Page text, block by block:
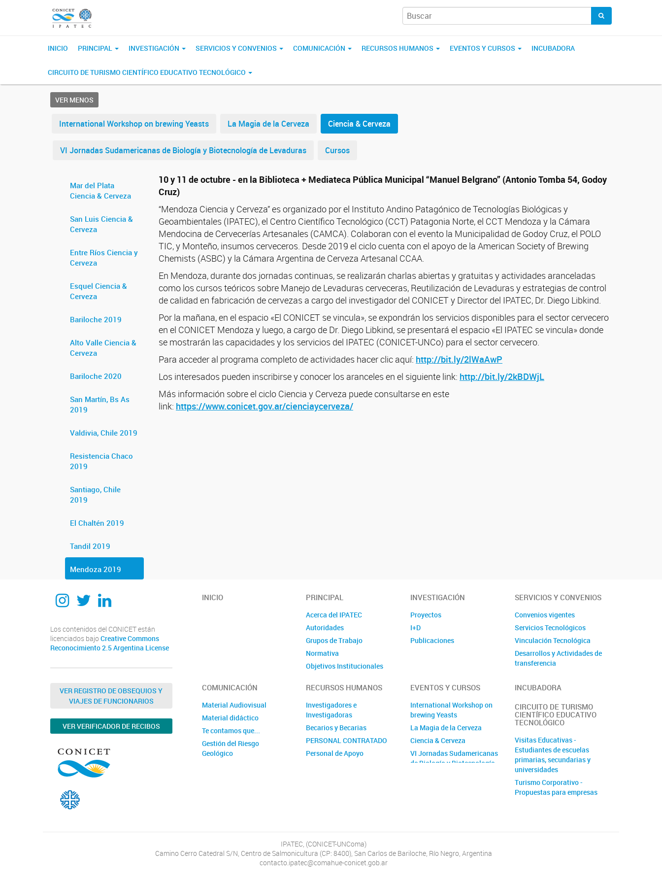
INICIO PRINCIPAL INVESTIGACIÓN SERVICIOS Y CONVENIOS COMUNICACIÓN RECURSOS HUMANOS EVENTOS Y CURSOS INCUBADORA
CIRCUITO DE TURISMO CIENTÍFICO EDUCATIVO TECNOLÓGICO
VER MENOS
International Workshop on brewing Yeasts La Magia de la Cerveza Ciencia & Cerveza
VI Jornadas Sudamericanas de Biología y Biotecnología de Levaduras Cursos
Mar del Plata
Ciencia & Cerveza
San Luis Ciencia &
Cerveza
Entre Ríos Ciencia y
Cerveza
Esquel Ciencia &
Cerveza
Bariloche 2019
Alto Valle Ciencia &
Cerveza
Bariloche 2020
San Martín, Bs As
2019
Valdivia, Chile 2019
Resistencia Chaco
2019
Santiago, Chile
2019
El Chaltén 2019
Tandil 2019
Mendoza 2019
10 y 11 de octubre - en la Biblioteca + Mediateca Pública Municipal “Manuel Belgrano” (Antonio Tomba 54, Godoy
Cruz)
“Mendoza Ciencia y Cerveza” es organizado por el Instituto Andino Patagónico de Tecnologías Biológicas y
Geoambientales (IPATEC), el Centro Científico Tecnológico (CCT) Patagonia Norte, el CCT Mendoza y la Cámara
Mendocina de Cervecerías Artesanales (CAMCA). Colaboran con el evento la Municipalidad de Godoy Cruz, el POLO
TIC, y Monteño, insumos cerveceros. Desde 2019 el ciclo cuenta con el apoyo de la American Society of Brewing
Chemists (ASBC) y la Cámara Argentina de Cerveza Artesanal CCAA.
En Mendoza, durante dos jornadas continuas, se realizarán charlas abiertas y gratuitas y actividades aranceladas
como los cursos teóricos sobre Manejo de Levaduras cerveceras, Reutilización de Levaduras y estrategias de control
de calidad en fabricación de cervezas a cargo del investigador del CONICET y Director del IPATEC, Dr. Diego Libkind.
Por la mañana, en el espacio «El CONICET se vincula», se expondrán los servicios disponibles para el sector cervecero
en el CONICET Mendoza y luego, a cargo de Dr. Diego Libkind, se presentará el espacio «El IPATEC se vincula» donde
se mostrarán las capacidades y los servicios del IPATEC (CONICET-UNCo) para el sector cervecero.
Para acceder al programa completo de actividades hacer clic aquí: http://bit.ly/2lWaAwP
Los interesados pueden inscribirse y conocer los aranceles en el siguiente link: http://bit.ly/2kBDWjL
Más información sobre el ciclo Ciencia y Cerveza puede consultarse en este
link: https://www.conicet.gov.ar/cienciaycerveza/
Instagram
TwitterLinkedin
Los contenidos del CONICET están
licenciados bajo Creative Commons
Reconocimiento 2.5 Argentina License
VER REGISTRO DE OBSEQUIOS Y
VIAJES DE FUNCIONARIOS
VER VERIFICADOR DE RECIBOS
INICIO PRINCIPAL
Acerca del IPATEC
Autoridades
Grupos de Trabajo
Normativa
Objetivos Institucionales
Comisión CIPREC IPATEC
Comisión CICUAL IPATEC
Comisión Seguridad y Salud
en el trabajo
Comisión de Comunicación
IPATEC
INVESTIGACIÓN
Proyectos
I+D
Publicaciones
SERVICIOS Y CONVENIOS
Convenios vigentes
Servicios Tecnológicos
Vinculación Tecnológica
Desarrollos y Actividades de
transferencia
COMUNICACIÓN
Material Audiovisual
Material didáctico
Te contamos que...
Gestión del Riesgo
Geológico
RECURSOS HUMANOS
Investigadores e
Investigadoras
Becarios y Becarias
PERSONAL CONTRATADO
Personal de Apoyo
Convocatorias
Ordenes de trabajo
EVENTOS Y CURSOS
International Workshop on
brewing Yeasts
La Magia de la Cerveza
Ciencia & Cerveza
VI Jornadas Sudamericanas
de Biología y Biotecnología
INCUBADORA
CIRCUITO DE TURISMO
CIENTÍFICO EDUCATIVO
TECNOLÓGICO
Visitas Educativas -
Estudiantes de escuelas
primarias, secundarias y
universidades
Turismo Corporativo -
Propuestas para empresas
IPATEC, (CONICET-UNComa)
Camino Cerro Catedral S/N, Centro de Salmonicultura (CP: 8400), San Carlos de Bariloche, Río Negro, Argentina
contacto.ipatec@comahue-conicet.gob.ar